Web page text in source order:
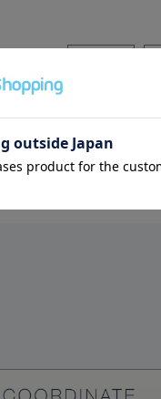
ジム お出
コットン